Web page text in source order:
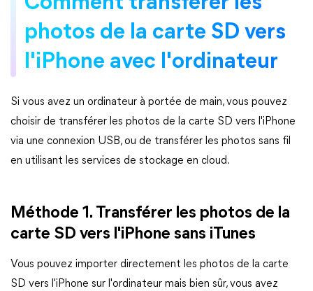
photos de la carte SD vers
l'iPhone avec l'ordinateur
Si vous avez un ordinateur à portée de main, vous pouvez
choisir de transférer les photos de la carte SD vers l'iPhone
via une connexion USB, ou de transférer les photos sans fil
en utilisant les services de stockage en cloud.
Méthode 1. Transférer les photos de la
carte SD vers l'iPhone sans iTunes
Vous pouvez importer directement les photos de la carte
SD vers l'iPhone sur l'ordinateur mais bien sûr, vous avez